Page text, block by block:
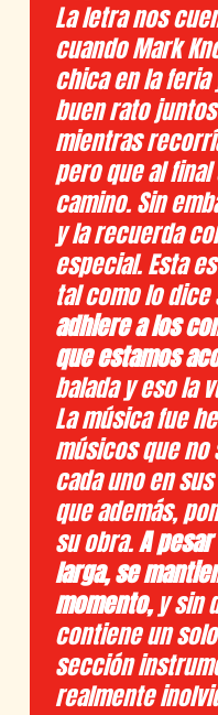
La letra nos
cuando Mark
chica en la
buen rato
mientras
pero que al
camino. Sin
y la recuerda
especial. Esta
tal como lo
adhiere a los
que estamos
balada y eso la
La música fue
músicos que no
cada uno en
que además,
su obra.A
larga, se
momento,y sin
contiene un
sección
realmente